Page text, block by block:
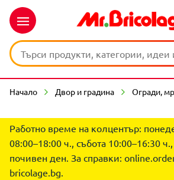
Начало Двор и градина Огради,
Работно време на колцентър:
08:00–18:00 ч., събота 10:00–16:30
почивен ден. За справки:
bricolage.bg.